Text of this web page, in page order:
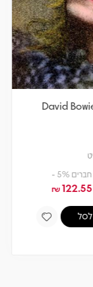
David
חברים 5% -
122.55
₪